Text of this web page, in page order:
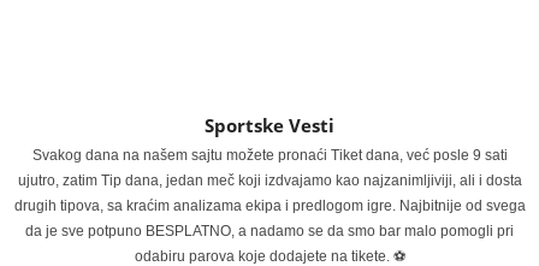
Sportske Vesti
Svakog dana na našem sajtu možete pronaći Tiket dana, već posle 9 sati
ujutro, zatim Tip dana, jedan meč koji izdvajamo kao najzanimljiviji, ali i dosta
drugih tipova, sa kraćim analizama ekipa i predlogom igre. Najbitnije od svega
da je sve potpuno BESPLATNO, a nadamo se da smo bar malo pomogli pri
odabiru parova koje dodajete na tikete. ⚽